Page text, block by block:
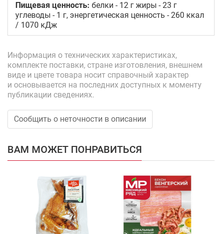
Пищевая ценность: белки - 12 г жиры - 23 г
углеводы - 1 г, энергетическая ценность - 260 ккал
/ 1070 кДж
Информация о технических характеристиках,
комплекте поставки, стране изготовления, внешнем
виде и цвете товара носит справочный характер
и основывается на последних доступных к моменту
публикации сведениях.
Сообщить о неточности в описании
ВАМ МОЖЕТ ПОНРАВИТЬСЯ